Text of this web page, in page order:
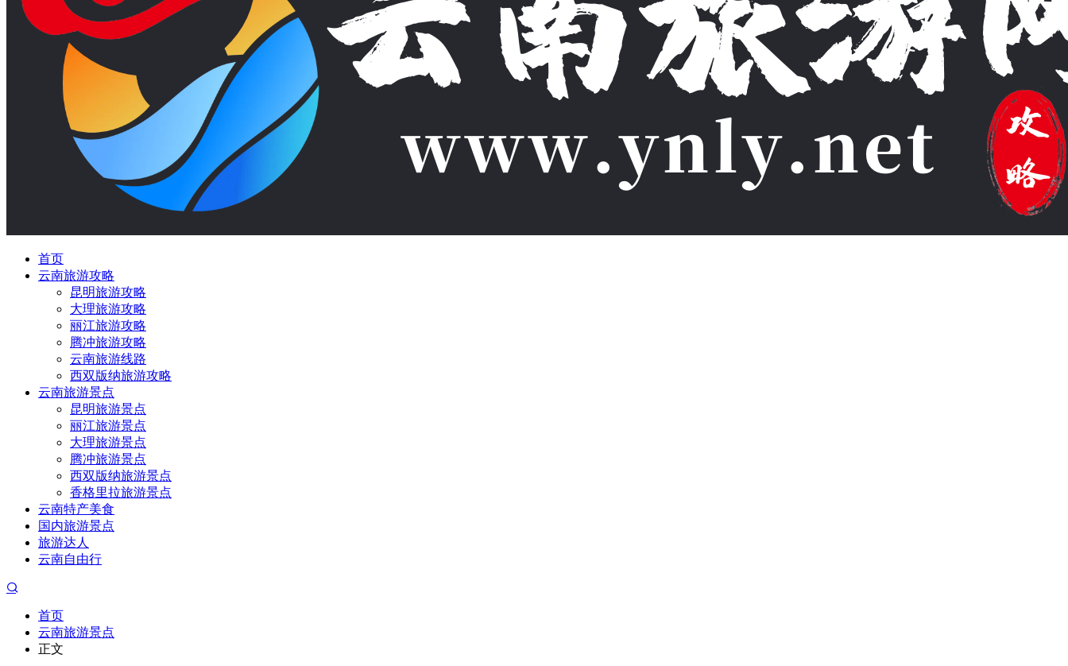
首页
云南旅游攻略
昆明旅游攻略
大理旅游攻略
丽江旅游攻略
腾冲旅游攻略
云南旅游线路
西双版纳旅游攻略
云南旅游景点
昆明旅游景点
丽江旅游景点
大理旅游景点
腾冲旅游景点
西双版纳旅游景点
香格里拉旅游景点
云南特产美食
国内旅游景点
旅游达人
云南自由行
首页
云南旅游景点
正文